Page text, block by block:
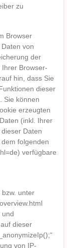
zu
Browser
von
der
Browser-
hin, dass Sie
dieser
Sie können
erzeugten
(inkl. Ihrer
Daten
folgenden
verfügbare
unter
und
dieser
von IP-